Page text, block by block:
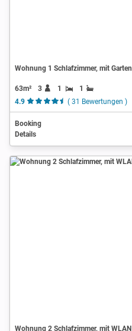
Wohnung 1 Schlafzimmer, mit Garten
63m² 3 1
1
4.9
( 31 Bewertungen )
Booking
Details
Wohnung 2 Schlafzimmer, mit WLAN